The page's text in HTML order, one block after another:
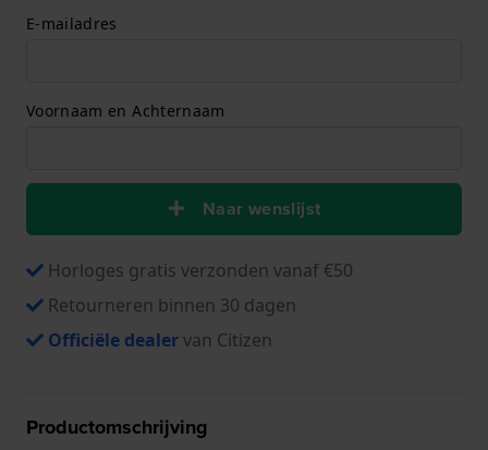
E-mailadres
Voornaam en Achternaam
Naar wenslijst
Horloges gratis verzonden vanaf €50
Retourneren binnen 30 dagen
Officiële dealervan Citizen
Productomschrijving